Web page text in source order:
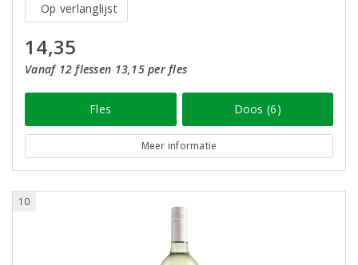
Op verlanglijst
14,35
Vanaf 12 flessen 13,15 per fles
Fles Doos (6)
Meer informatie
10